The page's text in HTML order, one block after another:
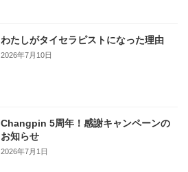
わたしがタイセラピストになった理由
2026年7月10日
Changpin 5周年！感謝キャンペーンの
お知らせ
2026年7月1日